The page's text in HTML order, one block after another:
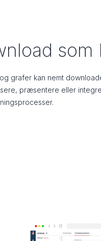
som
grafer kan nemt
præsentere eller